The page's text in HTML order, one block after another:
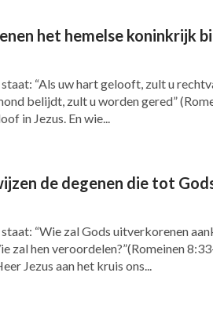
het hemelse koninkrijk
“Als uw ​hart​ gelooft, zult u
belijdt, zult u worden gered”
in Jezus. En wie...
de degenen die tot
“Wie zal Gods uitverkorenen
zal hen veroordelen?”(Romeinen
Jezus aan het kruis ons...